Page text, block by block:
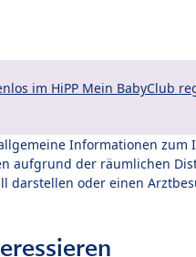
im HiPP Mein BabyClub
Informationen zum
aufgrund der räumlichen
darstellen oder einen